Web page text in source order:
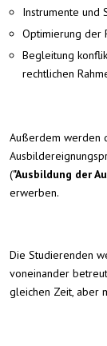
Instrumente und
Optimierung der
Begleitung
rechtlichen
Außerdem werden
("Ausbildung der
erwerben.
Die Studierenden
voneinander
gleichen Zeit, aber